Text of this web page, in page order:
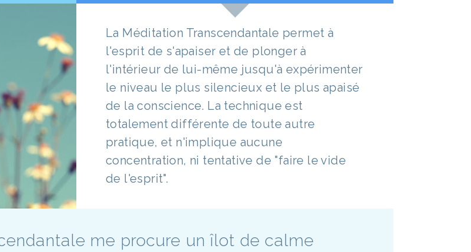
La Méditation Transcendantale permet à
l'esprit de s'apaiser et de plonger à
l'intérieur de lui-même jusqu'à expérimenter
le niveau le plus silencieux et le plus apaisé
de la conscience. La technique est
totalement différente de toute autre
pratique, et n'implique aucune
concentration, ni tentative de "faire le vide
de l'esprit".
me procure un îlot de calme